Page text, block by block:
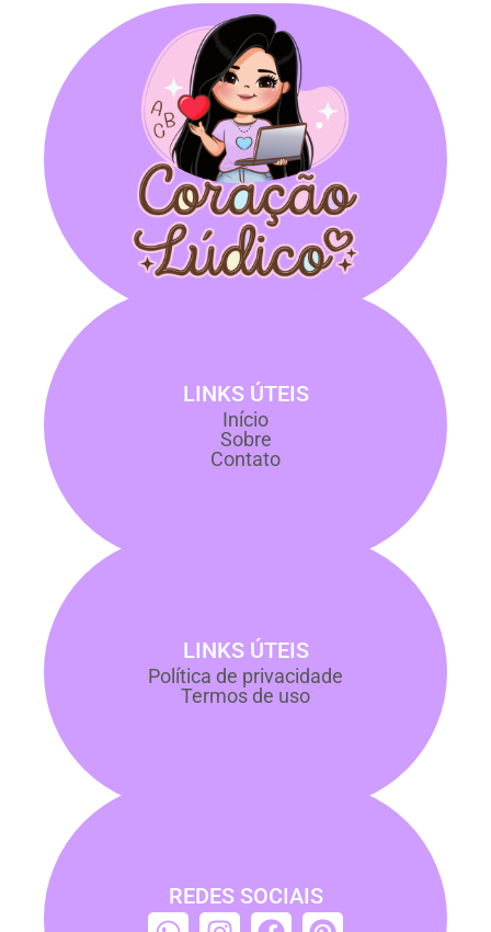
LINKS ÚTEIS
Início
Sobre
Contato
LINKS ÚTEIS
Política de privacidade
Termos de uso
REDES SOCIAIS